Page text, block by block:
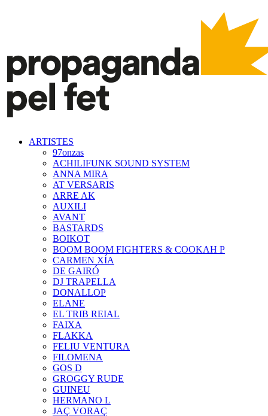
ARTISTES
97onzas
ACHILIFUNK SOUND SYSTEM
ANNA MIRA
AT VERSARIS
ARRE AK
AUXILI
AVANT
BASTARDS
BOIKOT
BOOM BOOM FIGHTERS & COOKAH P
CARMEN XÍA
DE GAIRÓ
DJ TRAPELLA
DONALLOP
ELANE
EL TRIB REIAL
FAIXA
FLAKKA
FELIU VENTURA
FILOMENA
GOS D
GROGGY RUDE
GUINEU
HERMANO L
JAÇ VORAÇ